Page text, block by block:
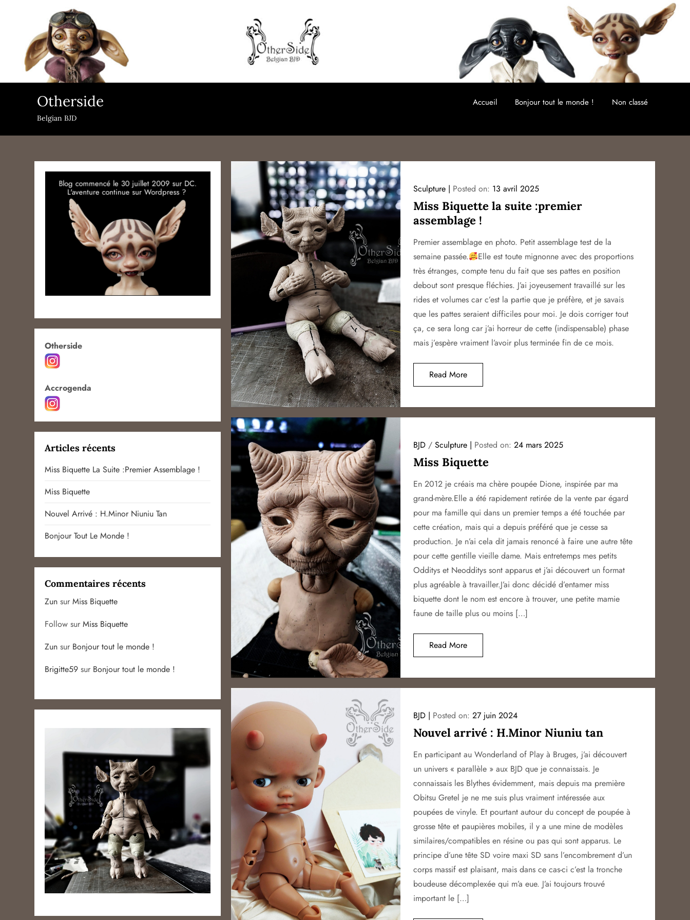
Otherside
Belgian BJD
Accueil Bonjour tout le monde ! Non classé
Sculpture Posted on: 13 avril 2025
Miss Biquette la suite :premier
assemblage !
Premier assemblage en photo. Petit assemblage test de la
semaine passée.
Elle est toute mignonne avec des proportions
très étranges, compte tenu du fait que ses pattes en position
debout sont presque fléchies. J’ai joyeusement travaillé sur les
rides et volumes car c’est la partie que je préfère, et je savais
que les pattes seraient difficiles pour moi. Je dois corriger tout
ça, ce sera long car j’ai horreur de cette (indispensable) phase
mais j’espère vraiment l’avoir plus terminée fin de ce mois.
Read More
BJD/ Sculpture Posted on: 24 mars 2025
Miss Biquette
En 2012 je créais ma chère poupée Dione, inspirée par ma
grand-mère.Elle a été rapidement retirée de la vente par égard
pour ma famille qui dans un premier temps a été touchée par
cette création, mais qui a depuis préféré que je cesse sa
production. Je n’ai cela dit jamais renoncé à faire une autre tête
pour cette gentille vieille dame. Mais entretemps mes petits
Odditys et Neodditys sont apparus et j’ai découvert un format
plus agréable à travailler.J’ai donc décidé d’entamer miss
biquette dont le nom est encore à trouver, une petite mamie
faune de taille plus ou moins […]
Read More
BJD Posted on: 27 juin 2024
Nouvel arrivé : H.Minor Niuniu tan
En participant au Wonderland of Play à Bruges, j’ai découvert
un univers « parallèle » aux BJD que je connaissais. Je
connaissais les Blythes évidemment, mais depuis ma première
Obitsu Gretel je ne me suis plus vraiment intéressée aux
poupées de vinyle. Et pourtant autour du concept de poupée à
grosse tête et paupières mobiles, il y a une mine de modèles
similaires/compatibles en résine ou pas qui sont apparus. Le
principe d’une tête SD voire maxi SD sans l’encombrement d’un
corps massif est plaisant, mais dans ce cas-ci c’est la tronche
boudeuse décomplexée qui m’a eue. J’ai toujours trouvé
important le […]
Otherside
Accrogenda
Articles récents
Miss Biquette La Suite :premier Assemblage !
Miss Biquette
Nouvel Arrivé : H.Minor Niuniu Tan
Bonjour Tout Le Monde !
Commentaires récents
Zun surMiss Biquette
Follow surMiss Biquette
Zun sur Bonjour tout le monde !
Brigitte59 sur Bonjour tout le monde !